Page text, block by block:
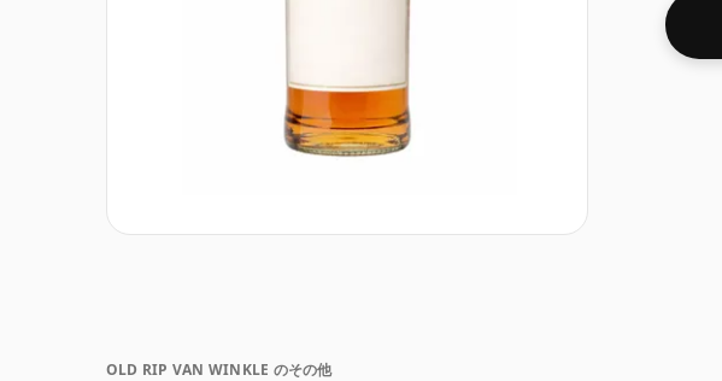
OLD RIP VAN WINKLE のその他